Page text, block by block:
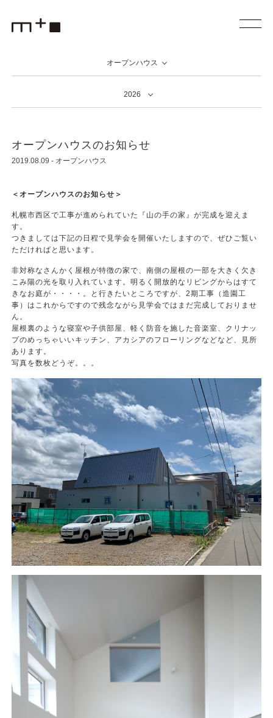
オープンハウス
2026
オープンハウスのお知らせ
2019.08.09 - オープンハウス
＜オープンハウスのお知らせ＞
札幌市西区で工事が進められていた『山の手の家』が完成を迎えま
す。
つきましては下記の日程で見学会を開催いたしますので、ぜひご覧い
ただければと思います。
非対称なさんかく屋根が特徴の家で、南側の屋根の一部を大きく欠き
こみ陽の光を取り入れています。明るく開放的なリビングからはすて
きなお庭が・・・・。と行きたいところですが、2期工事（造園工
事）はこれからですので残念ながら見学会ではまだ完成しておりませ
ん。
屋根裏のような寝室や子供部屋、軽く防音を施した音楽室、クリナッ
プのめっちゃいいキッチン、アカシアのフローリングなどなど、見所
あります。
写真を数枚どうぞ。。。